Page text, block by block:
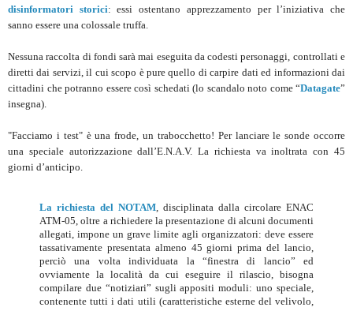
disinformatori storici: essi ostentano apprezzamento per l’iniziativa che
sanno essere una colossale truffa.
Nessuna raccolta di fondi sarà mai eseguita da codesti personaggi, controllati e
diretti dai servizi, il cui scopo è pure quello di carpire dati ed informazioni dai
cittadini che potranno essere così schedati (lo scandalo noto come “Datagate”
insegna).
"Facciamo i test" è una frode, un trabocchetto! Per lanciare le sonde occorre
una speciale autorizzazione dall’E.N.A.V. La richiesta va inoltrata con 45
giorni d’anticipo.
La richiesta del NOTAM, disciplinata dalla circolare ENAC
ATM-05, oltre a richiedere la presentazione di alcuni documenti
allegati, impone un grave limite agli organizzatori: deve essere
tassativamente presentata almeno 45 giorni prima del lancio,
perciò una volta individuata la “finestra di lancio” ed
ovviamente la località da cui eseguire il rilascio, bisogna
compilare due “notiziari” sugli appositi moduli: uno speciale,
contenente tutti i dati utili (caratteristiche esterne del velivolo,